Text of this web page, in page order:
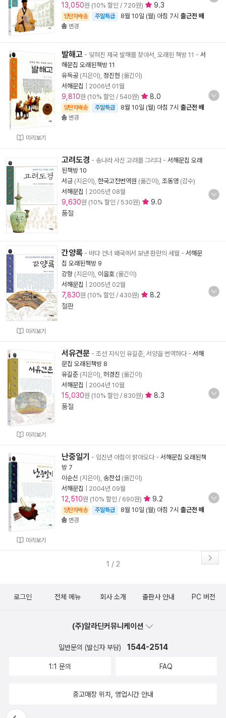
13,050원 (10% 할인 / 720원) 9.3
양탄자배송 주말특급 8월 10일 (월) 아침 7시 출근전 배
송 변경
미리보기
발해고 - 잊혀진 제국 발해를 찾아서, 오래된 책방 11 - 서
해문집 오래된책방 11
유득공 (지은이), 정진헌 (옮긴이)
서해문집
2006년 01월
9,810원 (10% 할인 / 540원) 8.0
양탄자배송 주말특급 8월 10일 (월) 아침 7시 출근전 배
송 변경
고려도경 - 송나라 사신 고려를 그리다- 서해문집 오래
된책방 10
서긍 (지은이), 한국고전번역원 (옮긴이), 조동영 (감수)
서해문집
2005년 08월
9,630원 (10% 할인 / 530원)
9.0
품절
미리보기
간양록 - 바다 건너 왜국에서 보낸 환란의 세월 - 서해문
집 오래된책방 9
강항 (지은이), 이을호 (옮긴이)
서해문집
2005년 02월
7,830원 (10% 할인 / 430원)
8.2
절판
미리보기
서유견문 - 조선 지식인 유길준, 서양을 번역하다- 서해
문집 오래된책방 8
유길준 (지은이), 허경진 (옮긴이)
서해문집
2004년 10월
15,030원 (10% 할인 / 830원)
8.3
품절
미리보기
난중일기 - 임진년 아침이 밝아오다- 서해문집 오래된책
방 7
이순신 (지은이), 송찬섭 (옮긴이)
서해문집
2004년 09월
12,510원 (10% 할인 / 690원) 9.2
양탄자배송 주말특급 8월 10일 (월) 아침 7시 출근전 배
송 변경
1 / 2
뒤로가
로그인 전체 메뉴 회사 소개 출판사 안내 PC 버전
(주)알라딘커뮤니케이션
일반문의 (발신자 부담) 1544-2514
1:1 문의 FAQ
중고매장 위치, 영업시간 안내